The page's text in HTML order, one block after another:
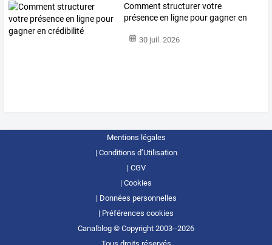
Comment structurer votre
présence en ligne pour gagner en
30 juil. 2026
Mentions légales
Conditions d’Utilisation
CGV
Cookies
Données personnelles
Préférences cookies
Canalblog © Copyright 2003--2026